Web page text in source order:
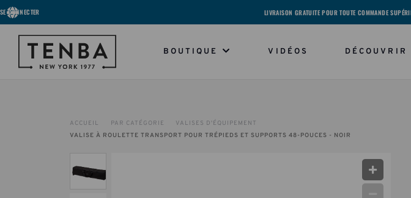
LIVRAISON GRATUITE POUR TOUTE COMMANDE
SE CONNECTER
BOUTIQUE VIDÉOS DÉCOUVRIR
ACCUEIL PAR CATÉGORIE
VALISES D'ÉQUIPEMENT
VALISE À ROULETTE TRANSPORT POUR TRÉPIEDS ET SUPPORTS 48-POUCES - NOIR